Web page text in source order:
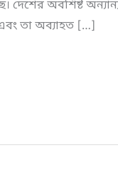
দেশের অবশিষ্ট
তা অব্যাহত […]